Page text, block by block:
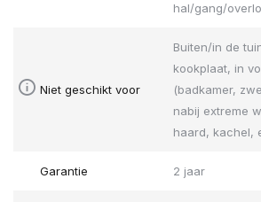
hal/gang/
Niet geschikt voor
Buiten/in de
kookplaat, in
(badkamer,
nabij extreme
haard, kachel,
Garantie 2 jaar